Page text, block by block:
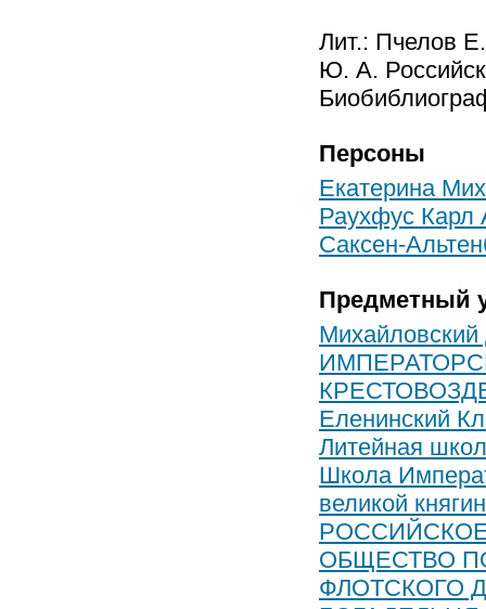
Лит.: Пчелов
Ю. А.
Персоны
Екатерина
Раухфус Карл
Саксен-
Предметный
Михайловский
Еленинский
Литейная
Школа
великой
ОБЩЕСТВО
ФЛОТСКОГО